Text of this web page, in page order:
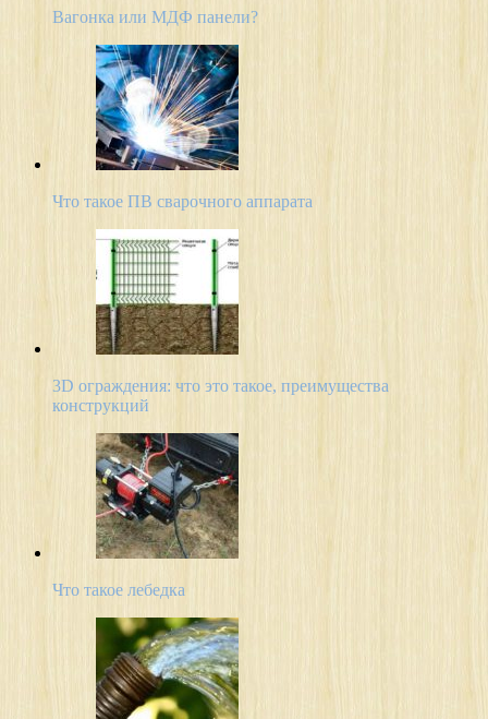
Вагонка или МДФ панели?
Что такое ПВ сварочного аппарата
3D ограждения: что это такое, преимущества
конструкций
Что такое лебедка